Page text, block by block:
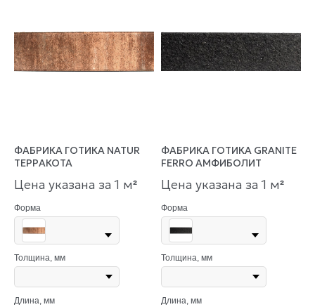
ФАБРИКА ГОТИКА NATUR
ТЕРРАКОТА
Цена указана за 1 м²
Форма
Толщина, мм
Длина, мм
ФАБРИКА ГОТИКА GRANITE
FERRO АМФИБОЛИТ
Цена указана за 1 м²
Форма
Толщина, мм
Длина, мм